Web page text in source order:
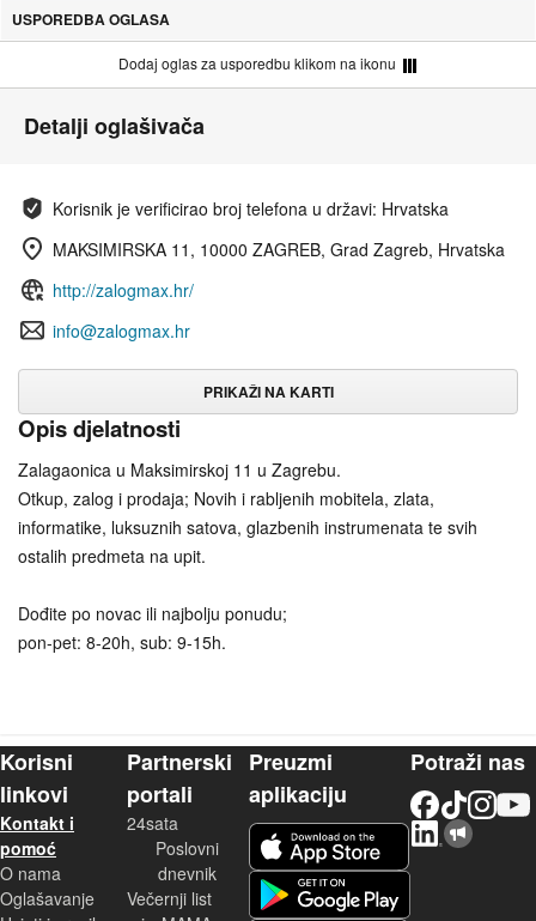
USPOREDBA OGLASA
Dodaj oglas za usporedbu klikom na ikonu
Detalji oglašivača
Korisnik je verificirao broj telefona u državi: Hrvatska
MAKSIMIRSKA 11, 10000 ZAGREB, Grad Zagreb, Hrvatska
http://zalogmax.hr/
info@zalogmax.hr
PRIKAŽI NA KARTI
Opis djelatnosti
Zalagaonica u Maksimirskoj 11 u Zagrebu.
Otkup, zalog i prodaja; Novih i rabljenih mobitela, zlata,
informatike, luksuznih satova, glazbenih instrumenata te svih
ostalih predmeta na upit.
Dođite po novac ili najbolju ponudu;
pon-pet: 8-20h, sub: 9-15h.
Korisni
linkovi
Kontakt i
pomoć
O nama
Oglašavanje
Partnerski
portali
24sata
Poslovni
dnevnik
Večernji list
Preuzmi
aplikaciju
Potraži nas